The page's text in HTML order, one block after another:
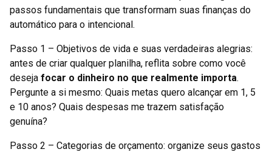
passos fundamentais que transformam suas finanças do
automático para o intencional.
Passo 1 – Objetivos de vida e suas verdadeiras alegrias:
antes de criar qualquer planilha, reflita sobre como você
deseja focar o dinheiro no que realmente importa.
Pergunte a si mesmo: Quais metas quero alcançar em 1, 5
e 10 anos? Quais despesas me trazem satisfação
genuína?
Passo 2 – Categorias de orçamento: organize seus gastos